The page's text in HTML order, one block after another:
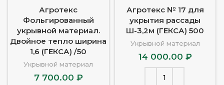
Агротекс
Фольгированный
укрывной материал.
Двойное тепло ширина
1,6 (ГЕКСА) /50
Укрывной материал
7 700.00 ₽
Агротекс № 17 для
укрытия рассады
Ш-3,2м (ГЕКСА) 500
Укрывной материал
14 000.00 ₽